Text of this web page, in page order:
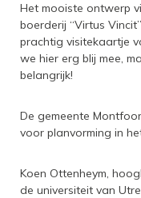
Het mooiste ontwerp
boerderij “Virtus
prachtig visitekaartje
we hier erg blij mee,
belangrijk!
De gemeente
voor planvorming in
Koen Ottenheym,
de universiteit van